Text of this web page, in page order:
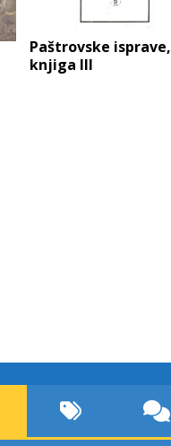
Paštrovske isprave,
knjiga III